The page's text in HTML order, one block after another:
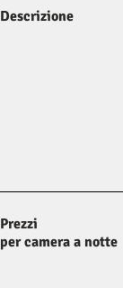
Descrizione
Prezzi
per camera a notte